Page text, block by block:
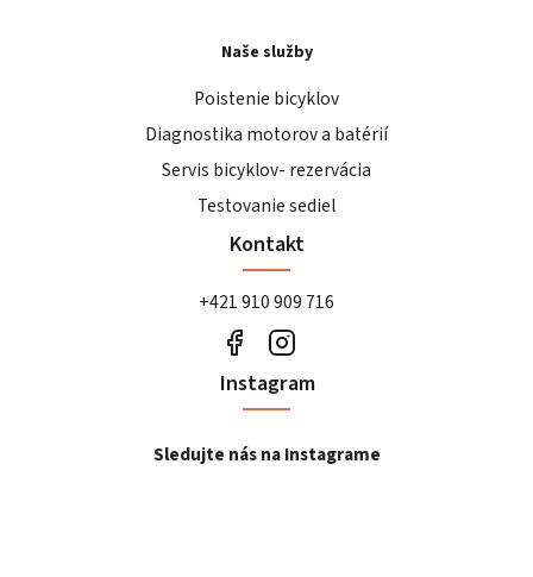
Naše služby
Poistenie bicyklov
Diagnostika motorov a batérií
Servis bicyklov- rezervácia
Testovanie sediel
Kontakt
+421 910 909 716
Instagram
Sledujte nás na Instagrame